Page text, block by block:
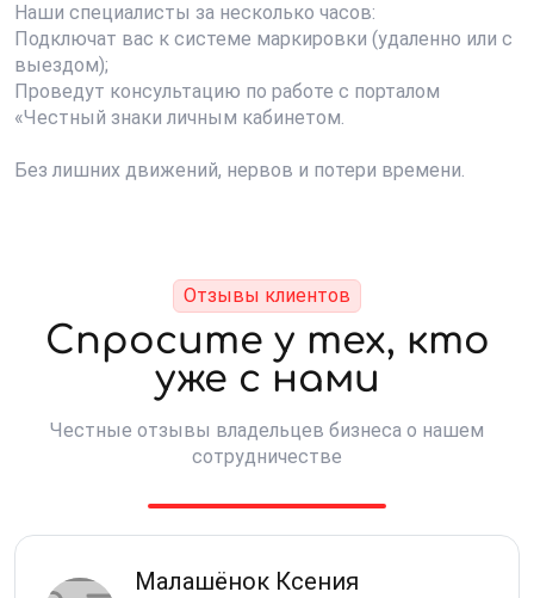
Наши специалисты за несколько часов:
Подключат вас к системе маркировки (удаленно или с
выездом);
Проведут консультацию по работе с порталом
«Честный знаки личным кабинетом.
Без лишних движений, нервов и потери времени.
Отзывы клиентов
Спросите у тех, кто
уже с нами
Честные отзывы владельцев бизнеса о нашем
сотрудничестве
Малашёнок Ксения